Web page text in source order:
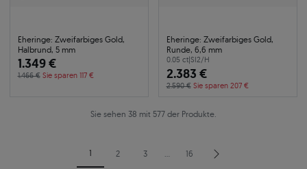
Eheringe: Zweifarbiges Gold,
Halbrund, 5 mm
1.349 €
1.466 € Sie sparen 117 €
Eheringe: Zweifarbiges Gold,
Runde, 6,6 mm
0.05 ct|SI2/H
2.383 €
2.590 € Sie sparen 207 €
Sie sehen 38 mit 577 der Produkte.
1 2 3 … 16